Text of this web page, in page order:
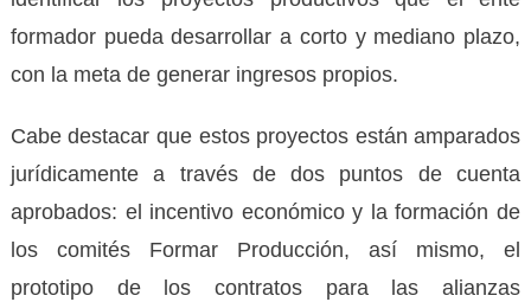
formador pueda desarrollar a corto y mediano plazo,
con la meta de generar ingresos propios.
Cabe destacar que estos proyectos están amparados
jurídicamente a través de dos puntos de cuenta
aprobados: el incentivo económico y la formación de
los comités Formar Producción, así mismo, el
prototipo de los contratos para las alianzas